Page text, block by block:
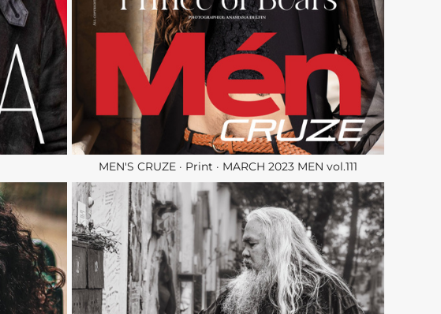
MEN'S CRUZE · Print · MARCH 2023 MEN vol.111